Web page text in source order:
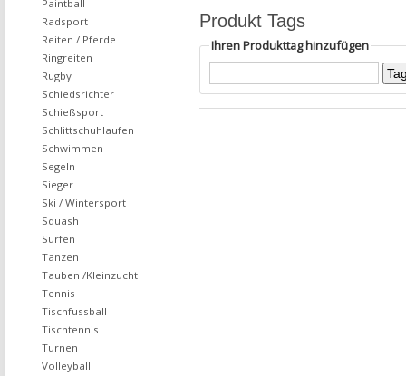
Produkt Tags
Ihren Produkttag hinzufügen
Paintball
Radsport
Reiten / Pferde
Ringreiten
Rugby
Schiedsrichter
Schießsport
Schlittschuhlaufen
Schwimmen
Segeln
Sieger
Ski / Wintersport
Squash
Surfen
Tanzen
Tauben /Kleinzucht
Tennis
Tischfussball
Tischtennis
Turnen
Volleyball